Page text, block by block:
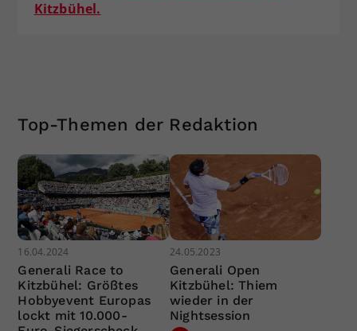
Kitzbühel.
Top-Themen der Redaktion
16.04.2024
Generali Race to
Kitzbühel: Größtes
Hobbyevent Europas
lockt mit 10.000-
24.05.2023
Generali Open
Kitzbühel: Thiem
wieder in der
Nightsession